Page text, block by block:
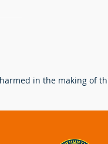
in the making of